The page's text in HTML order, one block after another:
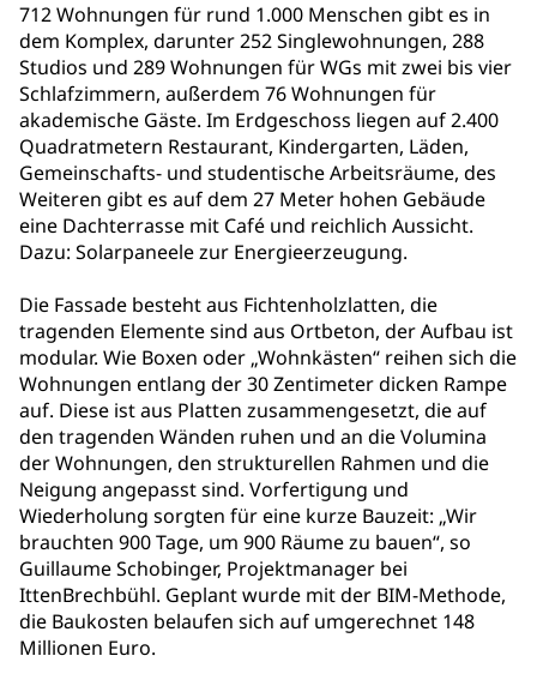
712 Wohnungen für rund 1.000 Menschen gibt es in
dem Komplex, darunter 252 Singlewohnungen, 288
Studios und 289 Wohnungen für WGs mit zwei bis vier
Schlafzimmern, außerdem 76 Wohnungen für
akademische Gäste. Im Erdgeschoss liegen auf 2.400
Quadratmetern Restaurant, Kindergarten, Läden,
Gemeinschafts- und studentische Arbeitsräume, des
Weiteren gibt es auf dem 27 Meter hohen Gebäude
eine Dachterrasse mit Café und reichlich Aussicht.
Dazu: Solarpaneele zur Energieerzeugung.
Die Fassade besteht aus Fichtenholzlatten, die
tragenden Elemente sind aus Ortbeton, der Aufbau ist
modular. Wie Boxen oder „Wohnkästen“ reihen sich die
Wohnungen entlang der 30 Zentimeter dicken Rampe
auf. Diese ist aus Platten zusammengesetzt, die auf
den tragenden Wänden ruhen und an die Volumina
der Wohnungen, den strukturellen Rahmen und die
Neigung angepasst sind. Vorfertigung und
Wiederholung sorgten für eine kurze Bauzeit: „Wir
brauchten 900 Tage, um 900 Räume zu bauen“, so
Guillaume Schobinger, Projektmanager bei
IttenBrechbühl. Geplant wurde mit der BIM-Methode,
die Baukosten belaufen sich auf umgerechnet 148
Millionen Euro.